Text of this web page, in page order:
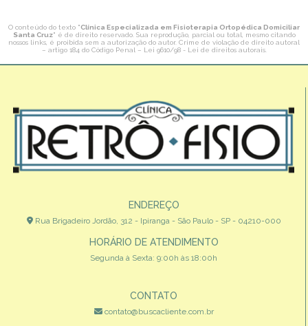
O conteúdo do texto "Clínica Especializada em Fisioterapia Ortopédica Domiciliar
Santa Cruz" é de direito reservado. Sua reprodução, parcial ou total, mesmo citando
nossos links, é proibida sem a autorização do autor. Crime de violação de direito autoral
– artigo 184 do Código Penal – Lei 9610/98 - Lei de direitos autorais.
ENDEREÇO
Rua Brigadeiro Jordão, 312 - Ipiranga - São Paulo - SP - 04210-000
HORÁRIO DE ATENDIMENTO
Segunda à Sexta: 9:00h às 18:00h
CONTATO
contato@buscacliente.com.br